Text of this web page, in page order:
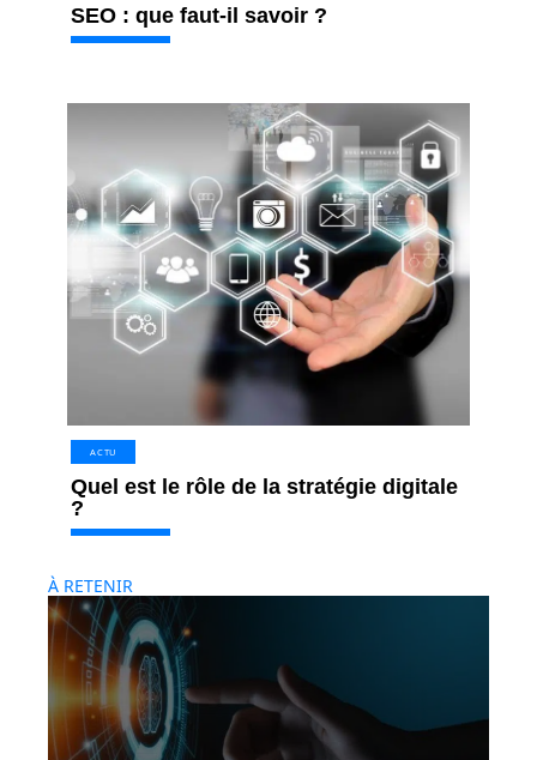
SEO : que faut-il savoir ?
ACTU
Quel est le rôle de la stratégie digitale
?
À RETENIR